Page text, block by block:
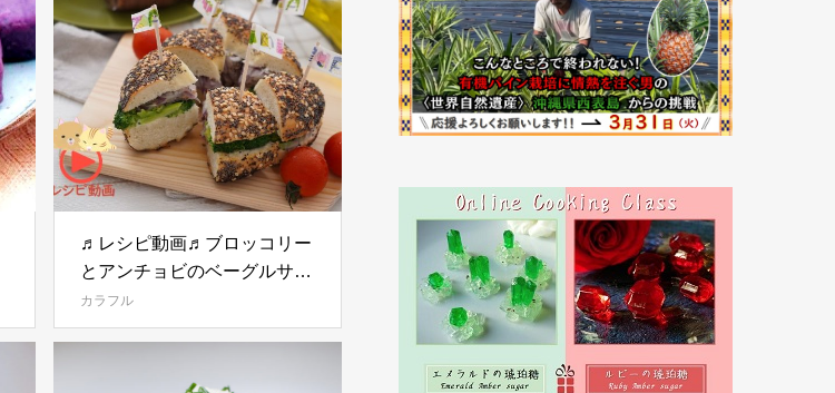
♬レシピ動画♬ブロッコリー
とアンチョビのベーグルサン
ド
カラフル